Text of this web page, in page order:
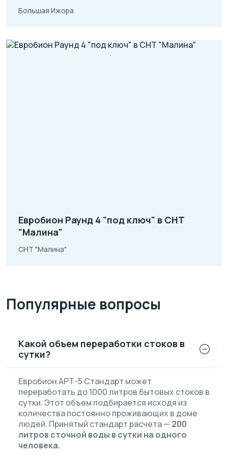
Большая Ижора
Евробион Раунд 4 "под ключ" в СНТ
"Малина"
СНТ "Малина"
Популярные вопросы
Какой объем переработки стоков в
сутки?
Евробион АРТ-5 Стандарт может
переработать до 1000 литров бытовых стоков в
сутки. Этот объем подбирается исходя из
количества постоянно проживающих в доме
людей. Принятый стандарт расчета — 200
литров сточной воды в сутки на одного
человека.